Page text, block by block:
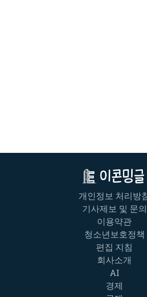
개인정보 처리방
기사제보 및 문의
이용약관
청소년보호정책
편집 지침
회사소개
AI
경제